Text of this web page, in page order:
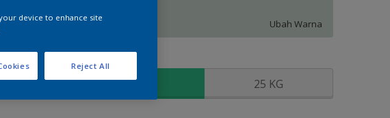
Ubah Warna
Ukuran
5 KG 25 KG
device to enhance site
Reject All